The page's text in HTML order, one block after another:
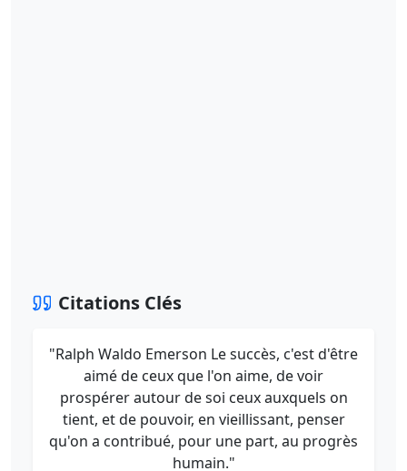
Citations Clés
"Ralph Waldo Emerson Le succès, c'est d'être
aimé de ceux que l'on aime, de voir
prospérer autour de soi ceux auxquels on
tient, et de pouvoir, en vieillissant, penser
qu'on a contribué, pour une part, au progrès
humain."